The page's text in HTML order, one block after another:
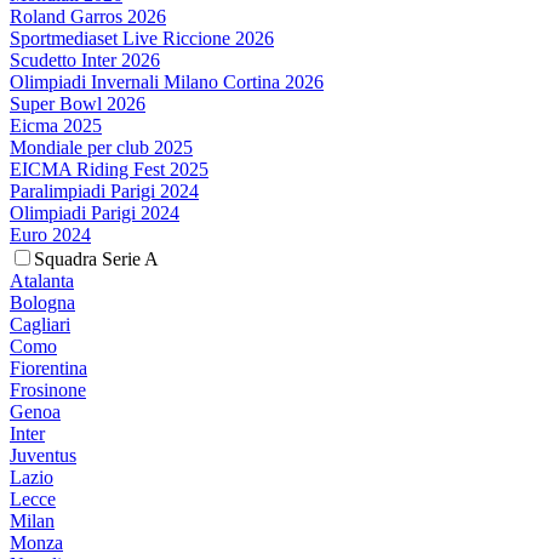
Roland Garros 2026
Sportmediaset Live Riccione 2026
Scudetto Inter 2026
Olimpiadi Invernali Milano Cortina 2026
Super Bowl 2026
Eicma 2025
Mondiale per club 2025
EICMA Riding Fest 2025
Paralimpiadi Parigi 2024
Olimpiadi Parigi 2024
Euro 2024
Squadra Serie A
Atalanta
Bologna
Cagliari
Como
Fiorentina
Frosinone
Genoa
Inter
Juventus
Lazio
Lecce
Milan
Monza